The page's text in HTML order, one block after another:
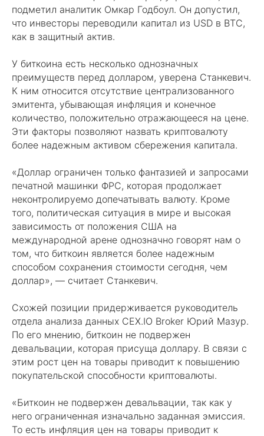
подметил аналитик Омкар Годбоул. Он допустил,
что инвесторы переводили капитал из USD в BTC,
как в защитный актив.
У биткоина есть несколько однозначных
преимуществ перед долларом, уверена Станкевич.
К ним относится отсутствие централизованного
эмитента, убывающая инфляция и конечное
количество, положительно отражающееся на цене.
Эти факторы позволяют назвать криптовалюту
более надежным активом сбережения капитала.
«Доллар ограничен только фантазией и запросами
печатной машинки ФРС, которая продолжает
неконтролируемо допечатывать валюту. Кроме
того, политическая ситуация в мире и высокая
зависимость от положения США на
международной арене однозначно говорят нам о
том, что биткоин является более надежным
способом сохранения стоимости сегодня, чем
доллар», — считает Станкевич.
Схожей позиции придерживается руководитель
отдела анализа данных CEX.IO Broker Юрий Мазур.
По его мнению, биткоин не подвержен
девальвации, которая присуща доллару. В связи с
этим рост цен на товары приводит к повышению
покупательской способности криптовалюты.
«Биткоин не подвержен девальвации, так как у
него ограниченная изначально заданная эмиссия.
То есть инфляция цен на товары приводит к